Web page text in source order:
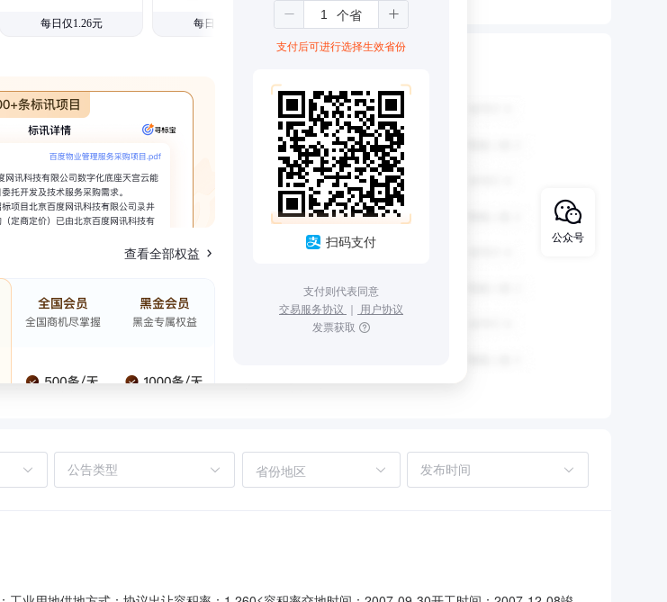
每日仅1.26元 每日仅1.08元
查看全部权益
支付后可进行选择生效省份
扫码支付
支付则代表同意
交易服务协议 ｜ 用户协议
发票获取
省份地区
公众号